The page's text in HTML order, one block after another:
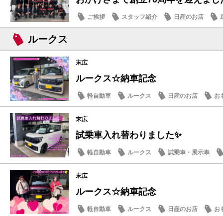
ご挨拶 スタッフ紹介 日産のお店
ルークス
末広
ルークス☆納車記念
軽自動車 ルークス 日産のお店 お
末広
試乗車入れ替わりました✨
軽自動車 ルークス 試乗車・展示車
末広
ルークス☆納車記念
軽自動車 ルークス 日産のお店 お